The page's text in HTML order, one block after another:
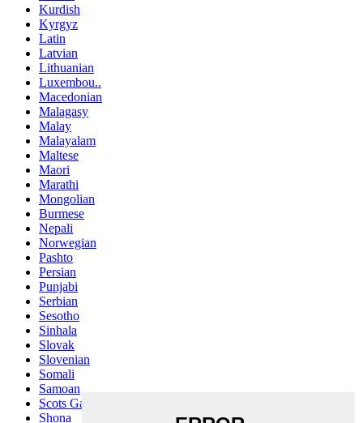
Kurdish
Kyrgyz
Latin
Latvian
Lithuanian
Luxembou..
Macedonian
Malagasy
Malay
Malayalam
Maltese
Maori
Marathi
Mongolian
Burmese
Nepali
Norwegian
Pashto
Persian
Punjabi
Serbian
Sesotho
Sinhala
Slovak
Slovenian
Somali
Samoan
Scots Gaelic
Shona